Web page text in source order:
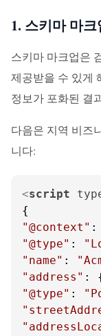
1. 스키마 마
스키마 마크업은
제공받을 수 있게
정보가 포화된 결
다음은 지역 비즈
니다:
<script
"@context" :
"@type" :
"name" :
"address"
"@type" :